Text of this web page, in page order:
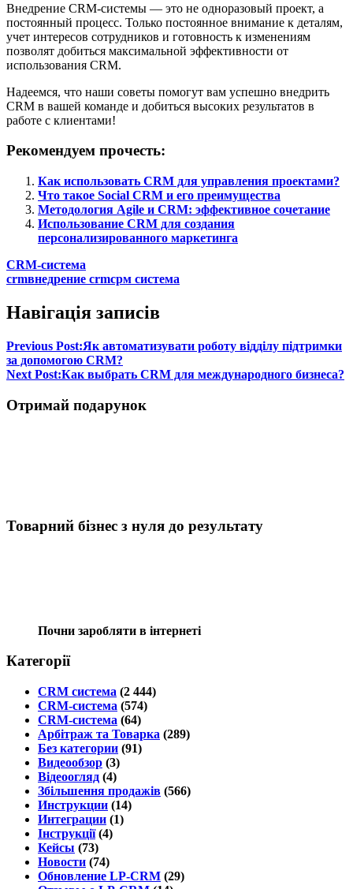
Внедрение CRM-системы — это не одноразовый проект, а
постоянный процесс. Только постоянное внимание к деталям,
учет интересов сотрудников и готовность к изменениям
позволят добиться максимальной эффективности от
использования CRM.
Надеемся, что наши советы помогут вам успешно внедрить
CRM в вашей команде и добиться высоких результатов в
работе с клиентами!
Рекомендуем прочесть:
Как использовать CRM для управления проектами?
Что такое Social CRM и его преимущества
Методология Agile и CRM: эффективное сочетание
Использование CRM для создания
персонализированного маркетинга
CRM-система
crmвнедрение crmсрм система
Навігація записів
Previous Post:Як автоматизувати роботу відділу підтримки
за допомогою CRM?
Next Post:Как выбрать CRM для международного бизнеса?
Отримай подарунок
Товарний бізнес з нуля до результату
Почни заробляти в інтернеті
Категорії
CRM система (2 444)
CRM-система (574)
CRM-система (64)
Арбітраж та Товарка (289)
Без категории (91)
Видеообзор (3)
Відеоогляд (4)
Збільшення продажів (566)
Инструкции (14)
Интеграции (1)
Інструкції(4)
Кейсы (73)
Новости (74)
Обновление LP-CRM (29)